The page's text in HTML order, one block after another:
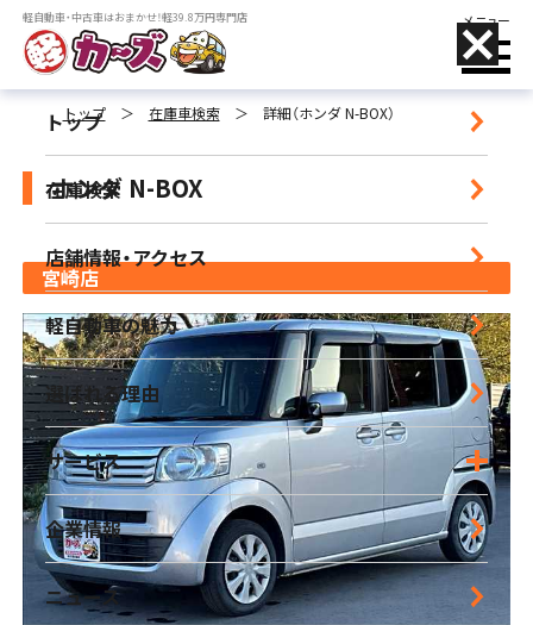
軽自動車・中古車はおまかせ！軽39.8万円専門店 メニュー
トップ
在庫検索
店舗情報・アクセス
軽自動車の魅力
選ばれる理由
サービス
企業情報
ニュース
店舗名をタップすることで、
小郡店
営業時間｜9:30-18:30 定休日｜毎週水曜日
朝倉店
営業時間｜10:00-17:00 定休日｜毎週水曜日
宮崎店
営業時間｜10:00-18:30 定休日｜毎週水曜日
トップ＞ 在庫車検索＞ 詳細（ホンダ N-BOX）
ホンダ N-BOX
宮崎店